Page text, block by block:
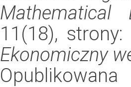
Mathematical
11(18),
Ekonomiczny
Opublikowana